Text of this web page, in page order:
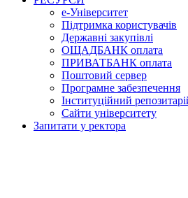
е-Університет
Підтримка користувачів
Державні закупівлі
ОЩАДБАНК оплата
ПРИВАТБАНК оплата
Поштовий сервер
Програмне забезпечення
Інституційний
Сайти університету
Запитати у ректора